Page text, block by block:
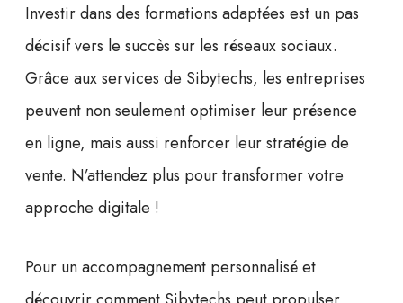
Investir dans des formations adaptées est un pas
décisif vers le succès sur les réseaux sociaux.
Grâce aux services de Sibytechs, les entreprises
peuvent non seulement optimiser leur présence
en ligne, mais aussi renforcer leur stratégie de
vente. N’attendez plus pour transformer votre
approche digitale !
Pour un accompagnement personnalisé et